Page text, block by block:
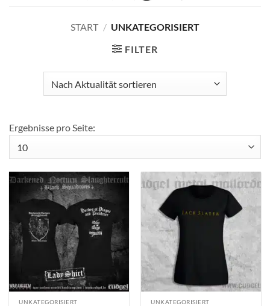
START / UNKATEGORISIERT
FILTER
Ergebnisse pro Seite:
UNKATEGORISIERT UNKATEGORISIERT